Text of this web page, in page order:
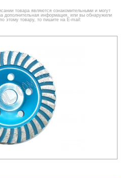
товара являются ознакомительными и могут
дополнительная информация, или вы обнаружили
этому товару, то пишите на E-mail: